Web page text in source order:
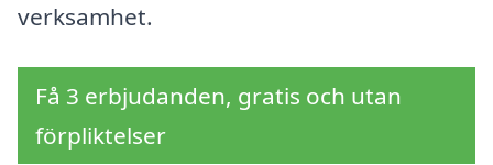
verksamhet.
Få 3 erbjudanden, gratis och utan
förpliktelser